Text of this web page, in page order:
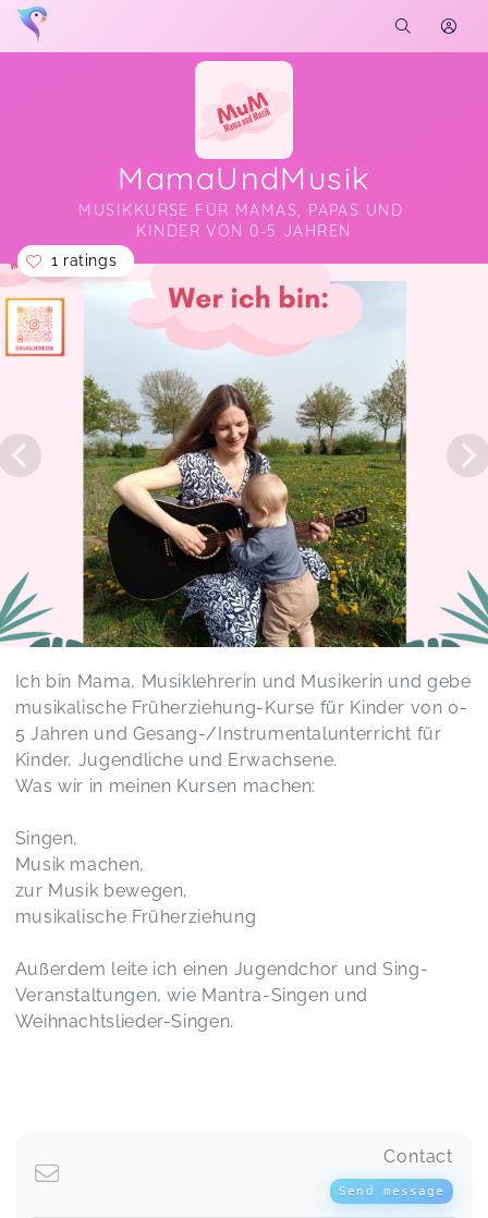
MamaUndMusik
MUSIKKURSE FÜR MAMAS, PAPAS UND
KINDER VON 0-5 JAHREN
Soon you will learn more about me here...
1 ratings
Ich bin Mama, Musiklehrerin und Musikerin und gebe
musikalische Früherziehung-Kurse für Kinder von 0-
5 Jahren und Gesang-/Instrumentalunterricht für
Kinder, Jugendliche und Erwachsene.
Was wir in meinen Kursen machen:
Singen,
Musik machen,
zur Musik bewegen,
musikalische Früherziehung
Außerdem leite ich einen Jugendchor und Sing-
Veranstaltungen, wie Mantra-Singen und
Weihnachtslieder-Singen.
Contact
Send message